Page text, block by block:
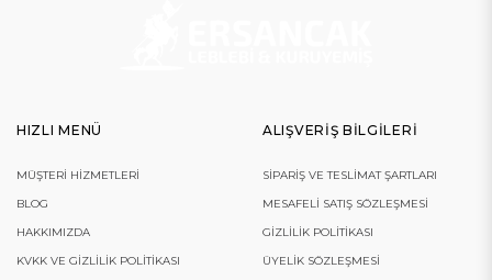
HIZLI MENÜ
MÜŞTERI HIZMETLERI
BLOG
HAKKIMIZDA
KVKK VE GIZLILIK POLITIKASI
ALIŞVERIŞ BILGILERI
SIPARIŞ VE TESLIMAT ŞARTLARI
MESAFELI SATIŞ SÖZLEŞMESI
GIZLILIK POLITIKASI
ÜYELIK SÖZLEŞMESI